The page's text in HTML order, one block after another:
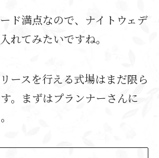
ド満点なので、ナイトウェデ
れてみたいですね。
ースを行える式場はまだ限ら
。まずはプランナーさんに